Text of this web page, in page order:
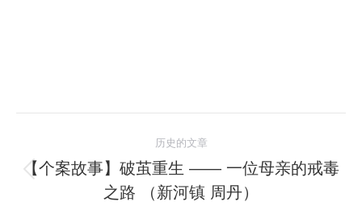
章
历史的文章
历
史
【个案故事】破茧重生 —— 一位母亲的戒毒
之路 （新河镇 周丹）